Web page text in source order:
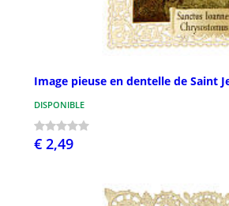
Image pieuse en dentelle de Saint
DISPONIBLE
€ 2,49